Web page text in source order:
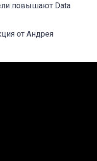
повышают Data
от Андрея